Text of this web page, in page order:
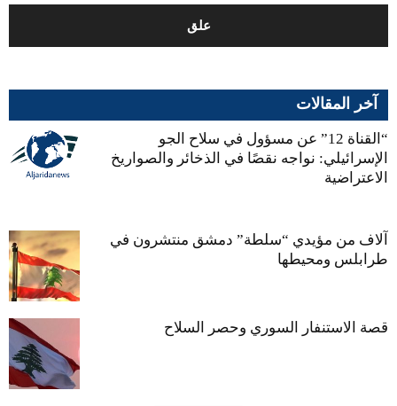
آخر المقالات
“القناة 12” عن مسؤول في سلاح الجو
الإسرائيلي: نواجه نقصًا في الذخائر والصواريخ
الاعتراضية
آلاف من مؤيدي “سلطة” دمشق منتشرون في
طرابلس ومحيطها
قصة الاستنفار السوري وحصر السلاح